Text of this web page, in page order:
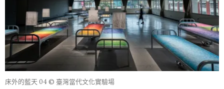
床外的藍天 04 © 臺灣當代文化實驗場